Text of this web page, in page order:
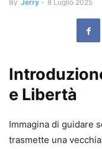
By Jerry - 8 Luglio 2025
e Libertà
Immagina di guidare
trasmette una